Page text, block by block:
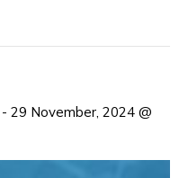
- 29 November, 2024 @